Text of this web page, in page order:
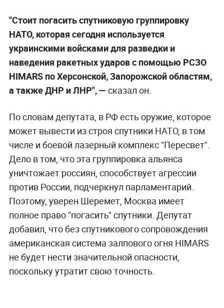
"Стоит погасить спутниковую группировку
НАТО, которая сегодня используется
украинскими войсками для разведки и
наведения ракетных ударов с помощью РСЗО
HIMARS по Херсонской, Запорожской областям,
а также ДНР и ЛНР", — сказал он.
По словам депутата, в РФ есть оружие, которое
может вывести из строя спутники НАТО, в том
числе и боевой лазерный комплекс "Пересвет".
Дело в том, что эта группировка альянса
уничтожает россиян, способствует агрессии
против России, подчеркнул парламентарий.
Поэтому, уверен Шеремет, Москва имеет
полное право "погасить" спутники. Депутат
добавил, что без спутникового сопровождения
американская система залпового огня HIMARS
не будет нести значительной опасности,
поскольку утратит свою точность.